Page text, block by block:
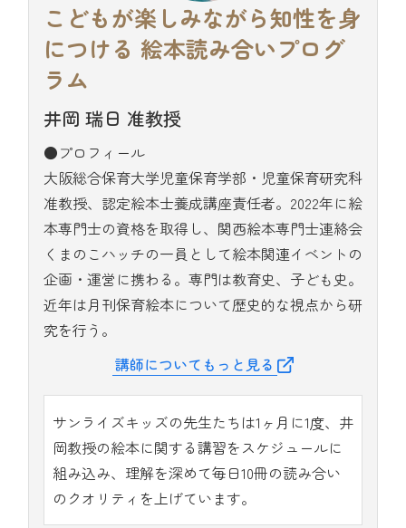
こどもが楽しみながら知性を身
につける 絵本読み合いプログ
ラム
井岡 瑞日 准教授
●プロフィール
大阪総合保育大学児童保育学部・児童保育研究科
准教授、認定絵本士養成講座責任者。2022年に絵
本専門士の資格を取得し、関西絵本専門士連絡会
くまのこハッチの一員として絵本関連イベントの
企画・運営に携わる。専門は教育史、子ども史。
近年は月刊保育絵本について歴史的な視点から研
究を行う。
講師についてもっと見る
サンライズキッズの先生たちは1ヶ月に1度、井
岡教授の絵本に関する講習をスケジュールに
組み込み、理解を深めて毎日10冊の読み合い
のクオリティを上げています。